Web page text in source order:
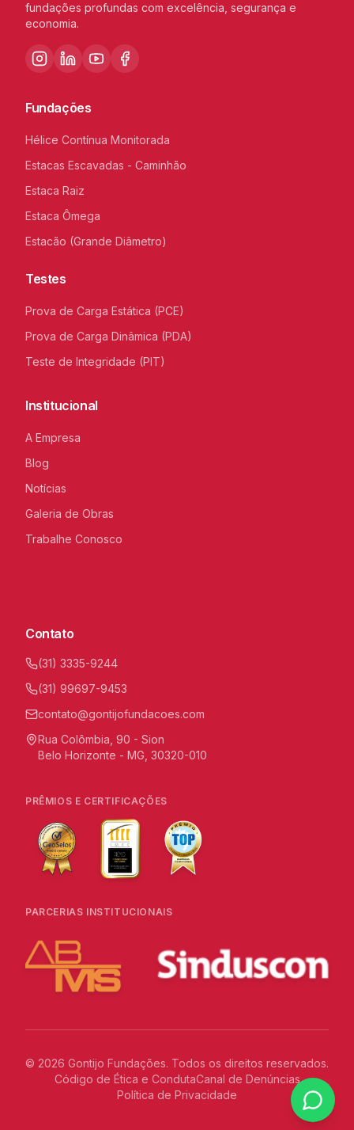
fundações profundas com excelência, segurança e
economia.
Fundações
Hélice Contínua Monitorada
Estacas Escavadas - Caminhão
Estaca Raiz
Estaca Ômega
Estacão (Grande Diâmetro)
Testes
Prova de Carga Estática (PCE)
Prova de Carga Dinâmica (PDA)
Teste de Integridade (PIT)
Institucional
A Empresa
Blog
Notícias
Galeria de Obras
Trabalhe Conosco
Contato
(31) 3335-9244
(31) 99697-9453
contato@gontijofundacoes.com
Rua Colômbia, 90 - Sion
Belo Horizonte - MG, 30320-010
PRÊMIOS E CERTIFICAÇÕES
PARCERIAS INSTITUCIONAIS
© 2026 Gontijo Fundações. Todos os direitos reservados.
Código de Ética e CondutaCanal de Denúncias
Política de Privacidade